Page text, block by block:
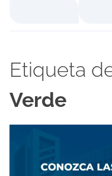
Etiqueta
Verde